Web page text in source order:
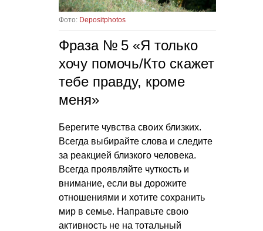
Фото: Depositphotos
Фраза № 5 «Я только
хочу помочь/Кто скажет
тебе правду, кроме
меня»
Берегите чувства своих близких.
Всегда выбирайте слова и следите
за реакцией близкого человека.
Всегда проявляйте чуткость и
внимание, если вы дорожите
отношениями и хотите сохранить
мир в семье. Направьте свою
активность не на тотальный